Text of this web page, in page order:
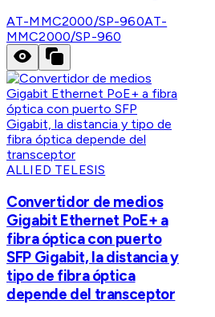
AT-MMC2000/SP-960AT-
MMC2000/SP-960
ALLIED TELESIS
Convertidor de medios
Gigabit Ethernet PoE+ a
fibra óptica con puerto
SFP Gigabit, la distancia y
tipo de fibra óptica
depende del transceptor